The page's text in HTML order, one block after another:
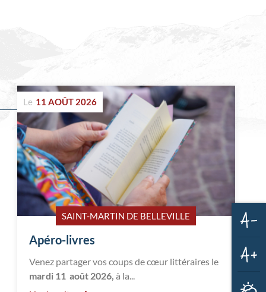
SAINT-MARTIN DE BELLEVILLE
Le 11 AOÛT 2026
Apéro-livres
Venez partager vos coups de cœur littéraires le
mardi 11 août 2026, à la...